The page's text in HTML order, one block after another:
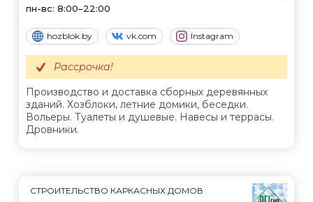
пн-вс: 8:00–22:00
hozblok.by vk.com Instagram
Производство и доставка сборных деревянных
зданий. Хозблоки, летние домики, беседки.
Вольеры. Туалеты и душевые. Навесы и террасы.
Дровники.
Рассрочка!
СТРОИТЕЛЬСТВО КАРКАСНЫХ ДОМОВ